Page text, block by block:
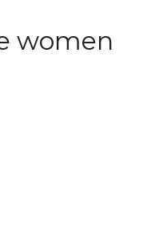
women